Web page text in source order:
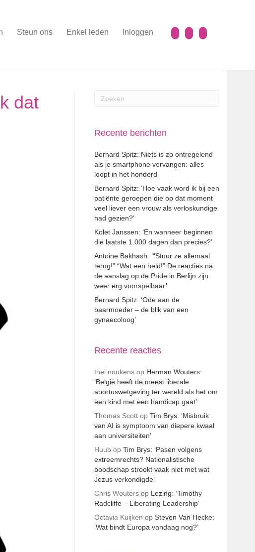
Steun ons Enkel leden Inloggen
dat
Recente berichten
Bernard Spitz: Niets is zo ontregelend
als je smartphone vervangen: alles
loopt in het honderd
Bernard Spitz: ‘Hoe vaak word ik bij een
patiënte geroepen die op dat moment
veel liever een vrouw als verloskundige
had gezien?’
Kolet Janssen: ‘En wanneer beginnen
die laatste 1.000 dagen dan precies?’
Antoine Bakhash: ‘“Stuur ze allemaal
terug!” “Wat een held!” De reacties na
de aanslag op de Pride in Berlijn zijn
weer erg voorspelbaar’
Bernard Spitz: ‘Ode aan de
baarmoeder – de blik van een
gynaecoloog’
Recente reacties
thei noukensop Herman Wouters:
‘België heeft de meest liberale
abortuswetgeving ter wereld als het om
een kind met een handicap gaat’
Thomas Scottop Tim Brys: ‘Misbruik
van AI is symptoom van diepere kwaal
aan universiteiten’
Huubop Tim Brys: ‘Pasen volgens
extreemrechts? Nationalistische
boodschap strookt vaak niet met wat
Jezus verkondigde’
Chris Woutersop Lezing: ‘Timothy
Radcliffe – Liberating Leadership’
Octavia Kuijken op Steven Van Hecke:
‘Wat bindt Europa vandaag nog?’